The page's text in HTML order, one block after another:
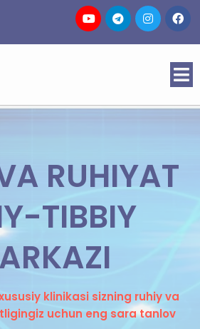
RUHIYAT
TIBBIY
klinikasi sizning ruhiy va
uchun eng sara tanlov